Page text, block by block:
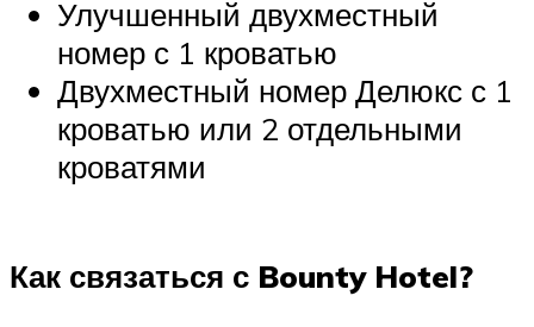
Улучшенный двухместный
номер с 1 кроватью
Двухместный номер Делюкс с 1
кроватью или 2 отдельными
кроватями
Как связаться с Bounty Hotel?